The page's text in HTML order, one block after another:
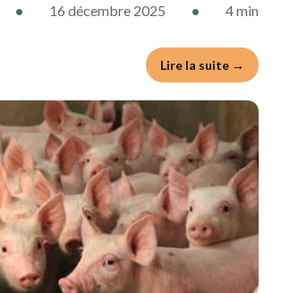
• 16 décembre 2025 • 4 min
Lire la suite →